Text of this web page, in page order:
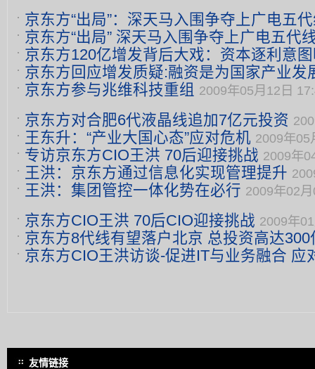
京东方“出局”：深天马入围争夺上广电五
19:35
京东方“出局” 深天马入围争夺上广电五代
15:44
京东方120亿增发背后大戏：资本逐利意
23:09
京东方回应增发质疑:融资是为国家产业发
15:23
京东方参与兆维科技重组 2009年05月12日
京东方对合肥6代液晶线追加7亿元投资
王东升：“产业大国心态”应对危机 2009年05
专访京东方CIO王洪 70后迎接挑战 2009年
王洪：京东方通过信息化实现管理提升
王洪：集团管控一体化势在必行 2009年02
京东方CIO王洪 70后CIO迎接挑战 2009年
京东方8代线有望落户北京 总投资高达300
09:53
京东方CIO王洪访谈-促进IT与业务融合 应
友情链接